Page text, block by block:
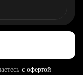
с офертой